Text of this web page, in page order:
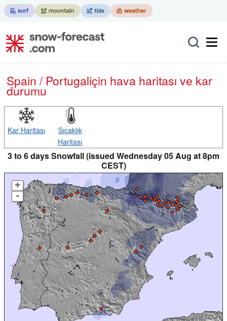
Spain / Portugaliçin hava haritası ve kar
durumu
Kar Haritası
Sıcaklık
Haritası
3 to 6 days Snowfall (issued Wednesday 05 Aug at 8pm
CEST)
+
-